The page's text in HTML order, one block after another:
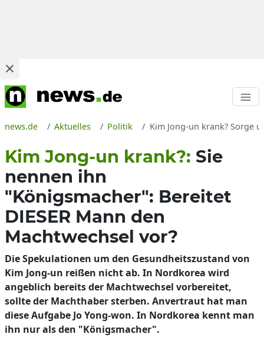
news.de Aktuelles Politik Kim Jong-un krank? Sorge
Kim Jong-un krank?: Sie
nennen ihn
"Königsmacher": Bereitet
DIESER Mann den
Machtwechsel vor?
Die Spekulationen um den Gesundheitszustand von
Kim Jong-un reißen nicht ab. In Nordkorea wird
angeblich bereits der Machtwechsel vorbereitet,
sollte der Machthaber sterben. Anvertraut hat man
diese Aufgabe Jo Yong-won. In Nordkorea kennt man
ihn nur als den "Königsmacher".